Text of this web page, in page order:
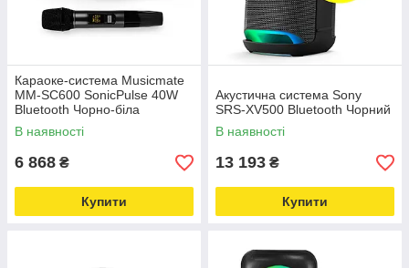
Караоке-система Musicmate
MM-SC600 SonicPulse 40W
Bluetooth Чорно-біла
В наявності
6 868 ₴
Купити
Акустична система Sony
SRS-XV500 Bluetooth Чорний
В наявності
13 193 ₴
Купити